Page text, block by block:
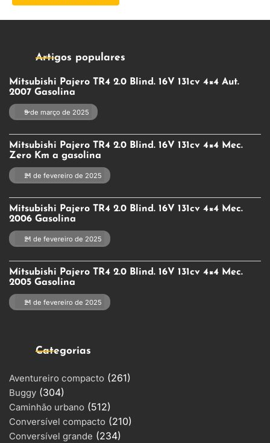
Artigos populares
Mitsubishi Pajero TR4 2.0 Blind. 16V 131cv 4×4 Aut.
2007 Gasolina
9 de março de 2025
Mitsubishi Pajero TR4 2.0 Blind. 16V 131cv 4×4 Mec.
Zero Km a gasolina
21 de fevereiro de 2025
Mitsubishi Pajero TR4 2.0 Blind. 16V 131cv 4×4 Mec.
2006 Gasolina
21 de fevereiro de 2025
Mitsubishi Pajero TR4 2.0 Blind. 16V 131cv 4×4 Mec.
2005 Gasolina
21 de fevereiro de 2025
Categorias
Aventureiro compacto (261)
Buggy (304)
Caminhão urbano (512)
Conversível compacto (210)
Conversível grande (234)